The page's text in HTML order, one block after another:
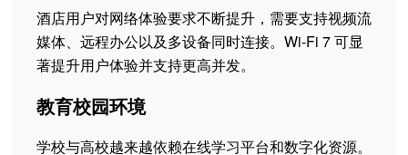
酒店用户对网络体验要求不断提升，需要支持视频流
媒体、远程办公以及多设备同时连接。Wi-Fi 7 可显
著提升用户体验并支持更高并发。
教育校园环境
学校与高校越来越依赖在线学习平台和数字化资源。